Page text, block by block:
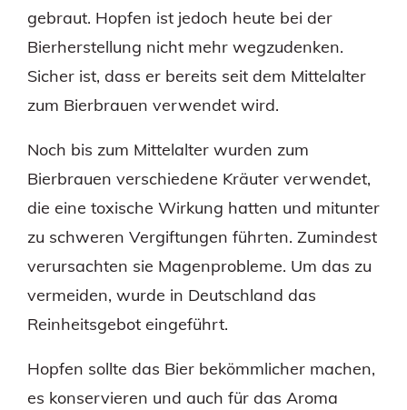
gebraut. Hopfen ist jedoch heute bei der
Bierherstellung nicht mehr wegzudenken.
Sicher ist, dass er bereits seit dem Mittelalter
zum Bierbrauen verwendet wird.
Noch bis zum Mittelalter wurden zum
Bierbrauen verschiedene Kräuter verwendet,
die eine toxische Wirkung hatten und mitunter
zu schweren Vergiftungen führten. Zumindest
verursachten sie Magenprobleme. Um das zu
vermeiden, wurde in Deutschland das
Reinheitsgebot eingeführt.
Hopfen sollte das Bier bekömmlicher machen,
es konservieren und auch für das Aroma